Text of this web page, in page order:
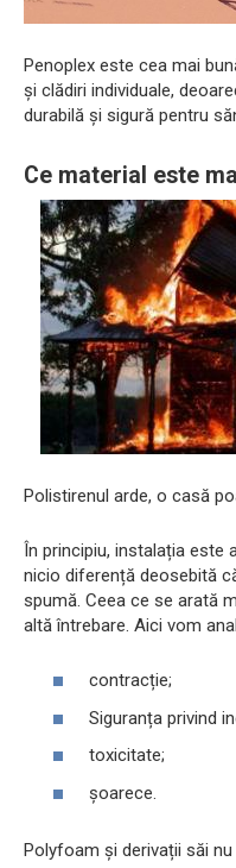
Penoplex este cea mai
și clădiri individuale,
durabilă și sigură pentru
Ce material este
Polistirenul arde, o casă
În principiu, instalația este
nicio diferență deosebită
spumă. Ceea ce se arată
altă întrebare. Aici vom
contracție;
Siguranța privind
toxicitate;
șoarece.
Polyfoam și derivații săi